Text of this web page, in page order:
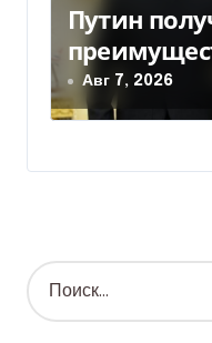
Путин
действиям
Авг 7, 2026
Н
а